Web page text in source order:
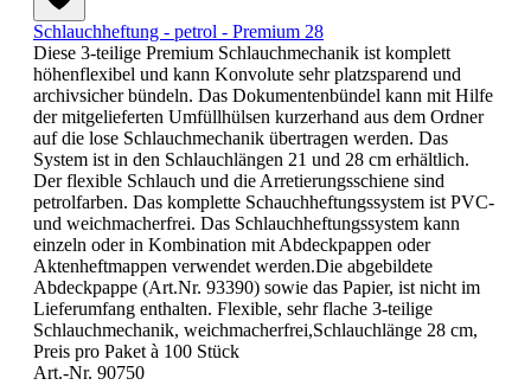
Schlauchheftung - petrol - Premium 28
Diese 3-teilige Premium Schlauchmechanik ist komplett
höhenflexibel und kann Konvolute sehr platzsparend und
archivsicher bündeln. Das Dokumentenbündel kann mit Hilfe
der mitgelieferten Umfüllhülsen kurzerhand aus dem Ordner
auf die lose Schlauchmechanik übertragen werden. Das
System ist in den Schlauchlängen 21 und 28 cm erhältlich.
Der flexible Schlauch und die Arretierungsschiene sind
petrolfarben. Das komplette Schauchheftungssystem ist PVC-
und weichmacherfrei. Das Schlauchheftungssystem kann
einzeln oder in Kombination mit Abdeckpappen oder
Aktenheftmappen verwendet werden.Die abgebildete
Abdeckpappe (Art.Nr. 93390) sowie das Papier, ist nicht im
Lieferumfang enthalten. Flexible, sehr flache 3-teilige
Schlauchmechanik, weichmacherfrei,Schlauchlänge 28 cm,
Preis pro Paket à 100 Stück
Art.-Nr. 90750